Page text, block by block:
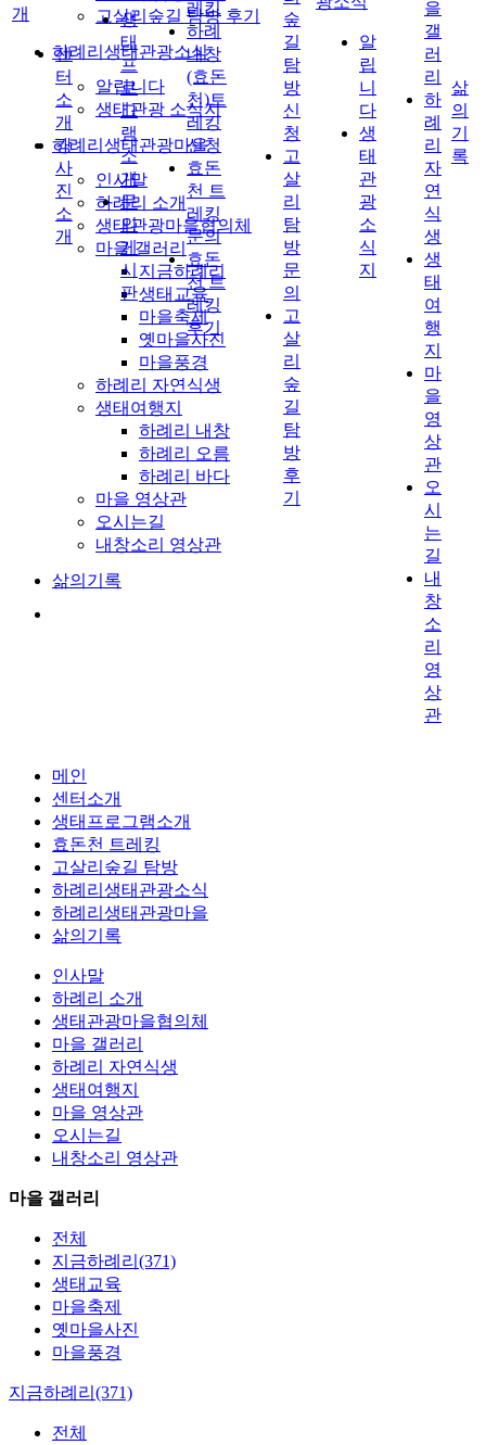
고살리숲길 탐방 후기
하례리생태관광소식
알립니다
생태관광 소식지
하례리생태관광마을
인사말
하례리 소개
생태관광마을협의체
마을 갤러리
지금하례리
생태교육
마을축제
옛마을사진
마을풍경
하례리 자연식생
생태여행지
하례리 내창
하례리 오름
하례리 바다
마을 영상관
오시는길
내창소리 영상관
삶의기록
개
센
터
소
개
강
사
진
소
개
생
태
프
로
그
램
소
개
문
의
게
시
판
레킹
하례
내창
(효돈
천)트
레킹
신청
효돈
천 트
레킹
문의
효돈
천 트
레킹
후기
숲
길
탐
방
신
청
고
살
리
탐
방
문
의
고
살
리
숲
길
탐
방
후
기
알
립
니
다
생
태
관
광
소
식
지
을
갤
러
리
하
례
리
자
연
식
생
생
태
여
행
지
마
을
영
상
관
오
시
는
길
내
창
소
리
영
상
관
삶
의
기
록
메인
센터소개
생태프로그램소개
효돈천 트레킹
고살리숲길 탐방
하례리생태관광소식
하례리생태관광마을
삶의기록
인사말
하례리 소개
생태관광마을협의체
마을 갤러리
하례리 자연식생
생태여행지
마을 영상관
오시는길
내창소리 영상관
마을 갤러리
전체
지금하례리(371)
생태교육
마을축제
옛마을사진
마을풍경
지금하례리(371)
전체